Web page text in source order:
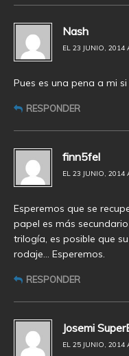
Nash
EL 23 JUNIO, 2014
Pues es una pena a mi
RESPONDER
finn5fel
EL 23 JUNIO, 2014
Esperemos que se
papel es más
trilogía, es posible que
rodaje… Esperemos.
RESPONDER
Josemi
EL 25 JUNIO, 2014